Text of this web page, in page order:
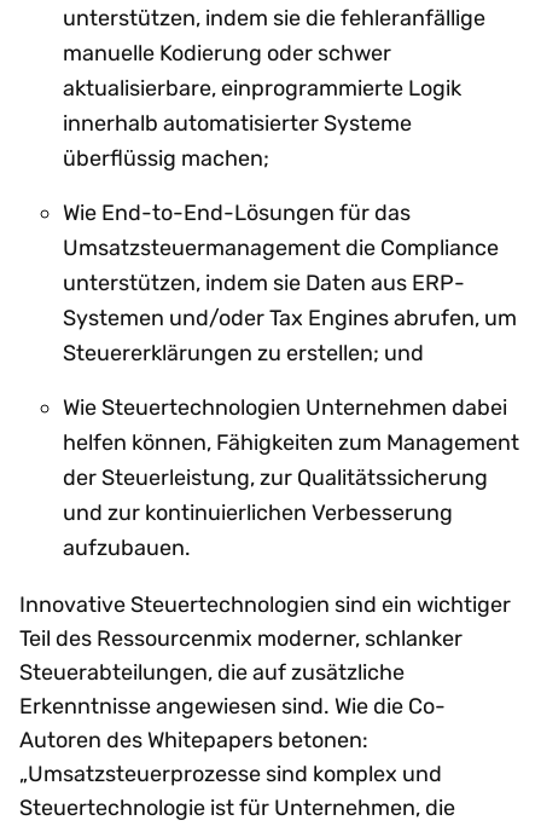
unterstützen, indem sie die fehleranfällige
manuelle Kodierung oder schwer
aktualisierbare, einprogrammierte Logik
innerhalb automatisierter Systeme
überflüssig machen;
Wie End-to-End-Lösungen für das
Umsatzsteuermanagement die Compliance
unterstützen, indem sie Daten aus ERP-
Systemen und/oder Tax Engines abrufen, um
Steuererklärungen zu erstellen; und
Wie Steuertechnologien Unternehmen dabei
helfen können, Fähigkeiten zum Management
der Steuerleistung, zur Qualitätssicherung
und zur kontinuierlichen Verbesserung
aufzubauen.
Innovative Steuertechnologien sind ein wichtiger
Teil des Ressourcenmix moderner, schlanker
Steuerabteilungen, die auf zusätzliche
Erkenntnisse angewiesen sind. Wie die Co-
Autoren des Whitepapers betonen:
„Umsatzsteuerprozesse sind komplex und
Steuertechnologie ist für Unternehmen, die